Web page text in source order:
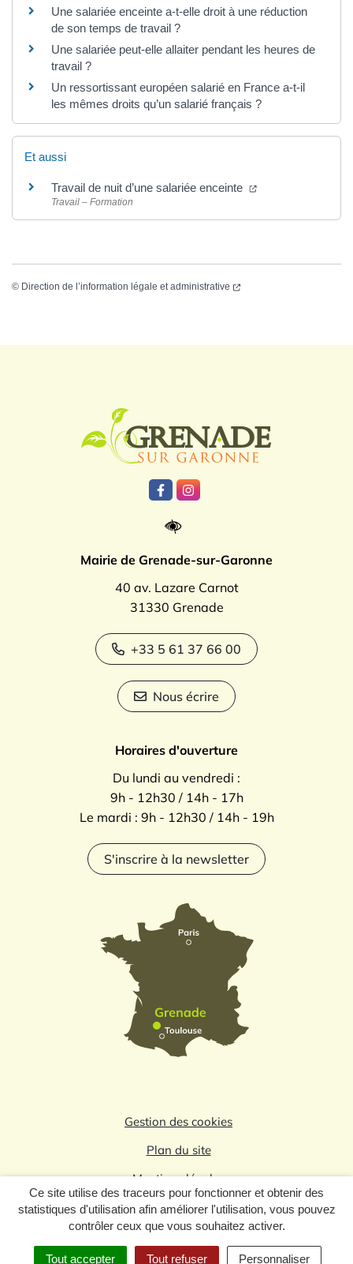
Ce site utilise des traceurs pour fonctionner et obtenir des
statistiques d'utilisation afin améliorer l'utilisation, vous pouvez
contrôler ceux que vous souhaitez activer.
Tout accepter Tout refuser Personnaliser
Logo du label
Une salariée enceinte a-t-elle droit à une réduction
de son temps de travail ?
Une salariée peut-elle allaiter pendant les heures de
travail ?
Un ressortissant européen salarié en France a-t-il
les mêmes droits qu’un salarié français ?
Et aussi
Travail de nuit d’une salariée enceinte
Travail – Formation
© Direction de l’information légale et administrative
Lien vers le compte Facebook
Lien vers le compte
Mairie de Grenade-sur-Garonne
40 av. Lazare Carnot
31330 Grenade
+33 5 61 37 66 00
Nous écrire
Horaires d'ouverture
Du lundi au vendredi :
9h - 12h30 / 14h - 17h
Le mardi : 9h - 12h30 / 14h - 19h
S'inscrire à la newsletter
Gestion des cookies
Plan du site
Mentions légales
Politique de confidentialité